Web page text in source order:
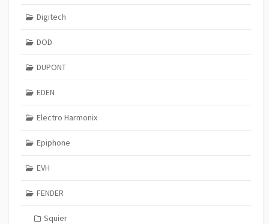
Digitech
DOD
DUPONT
EDEN
Electro Harmonix
Epiphone
EVH
FENDER
Squier